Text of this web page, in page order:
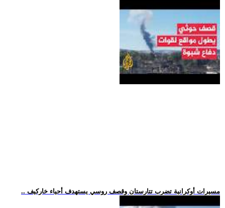
.. مسيرات أوكرانية تضرب تتارستان وقصف روسي يستهدف أحياء خاركيف